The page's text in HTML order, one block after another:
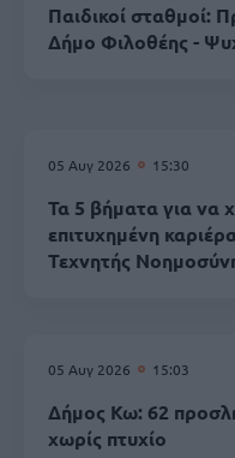
Παιδικοί σταθμοί:
Δήμο Φιλοθέης -
05 Αυγ 2026 15:30
Τα 5 βήματα για να
επιτυχημένη
Τεχνητής
05 Αυγ 2026 15:03
Δήμος Κω: 62
χωρίς πτυχίο